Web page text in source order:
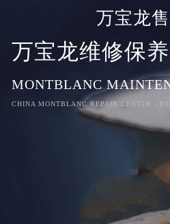
万宝龙
万宝龙维修保
MONTBLANC
CHINA MONTBLANC REPAIR CENTER -
万宝龙中国区售后服务网络优化升